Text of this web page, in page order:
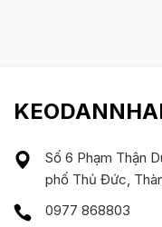
Số 6 Phạm Thận
phố Thủ Đức,
0977 868803